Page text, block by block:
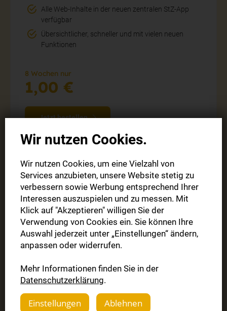
Alle Web-Inhalte in der neuen zentralen StZ-App
verfügbar
Übersichtlicher, schneller und mit vielen neuen
Funktionen
8 Wochen nur
1,00 €
Jetzt bestellen
Digitale Zeitung
Wir nutzen Cookies.
Wir nutzen Cookies, um eine Vielzahl von
Services anzubieten, unsere Website stetig zu
verbessern sowie Werbung entsprechend Ihrer
Interessen auszuspielen und zu messen. Mit
Klick auf "Akzeptieren" willigen Sie der
Verwendung von Cookies ein. Sie können Ihre
Auswahl jederzeit unter „Einstellungen“ ändern,
anpassen oder widerrufen.
Mehr Informationen finden Sie in der
Datenschutzerklärung.
Einstellungen
Ablehnen